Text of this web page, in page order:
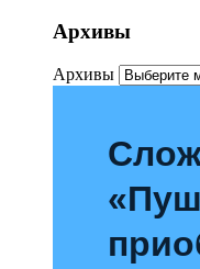
Архивы
Архивы